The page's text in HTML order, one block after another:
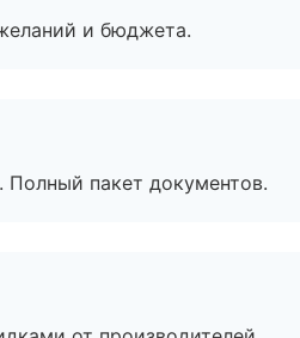
и бюджета.
пакет документов.